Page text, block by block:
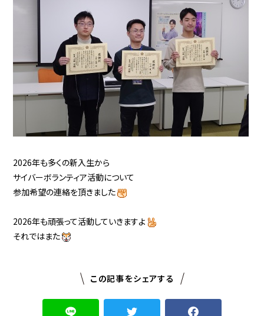
2026年も多くの新入生から
サイバーボランティア活動について
参加希望の連絡を頂きました
2026年も頑張って活動していきますよ
それではまた
この記事をシェアする